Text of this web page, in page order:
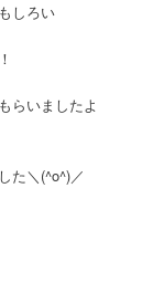
しろい
らいましたよ
た＼(^o^)／